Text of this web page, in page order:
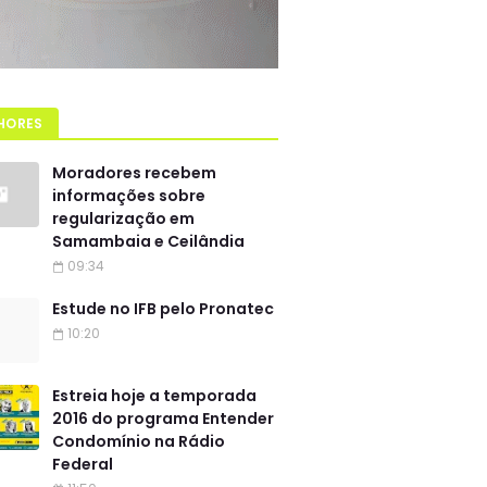
Moradores recebem
informações sobre
regularização em
Samambaia e Ceilândia
09:34
Estude no IFB pelo Pronatec
10:20
Estreia hoje a temporada
2016 do programa Entender
Condomínio na Rádio
Federal